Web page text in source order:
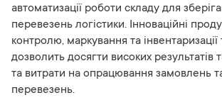
автоматизації роботи складу для
перевезень логістики. Інноваційні
контролю, маркування та інвентаризації
дозволить досягти високих результатів
та витрати на опрацювання замовлень
перевезень.